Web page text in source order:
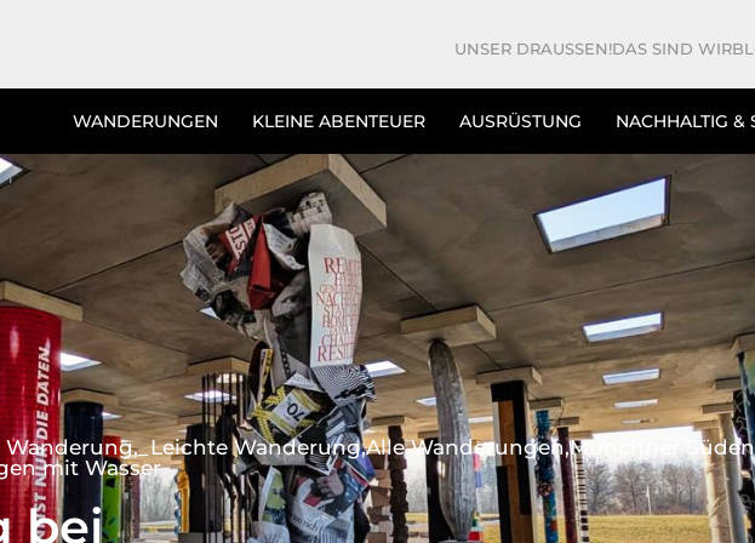
UNSER DRAUSSEN! DAS SIND WIR
WANDERUNGEN KLEINE ABENTEUER AUSRÜSTUNG NACHHALTIG &
Wanderung _Leichte Wanderung Alle Wanderungen Münchner Süden
mit Wasser
bei